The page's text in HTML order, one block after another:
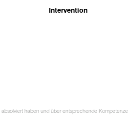
Intervention
haben und über entsprechende